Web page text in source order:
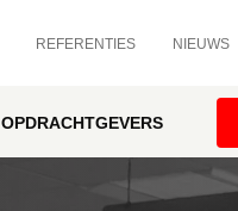
REFERENTIES NIEUWS
OPDRACHTGEVERS